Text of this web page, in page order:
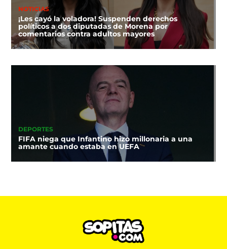
NOTICIAS
¡Les cayó la voladora! Suspenden derechos
políticos a dos diputadas de Morena por
comentarios contra adultos mayores
DEPORTES
FIFA niega que Infantino hizo millonaria a una
amante cuando estaba en UEFA